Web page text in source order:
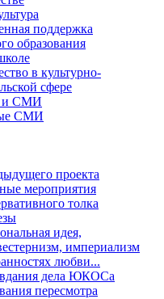
поддержка
образования
в культурно-
сфере
и СМИ
СМИ
проекта
мероприятия
толка
идея,
империализм
любви...
дела ЮКОСа
пересмотра